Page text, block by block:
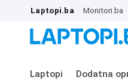
Laptopi.ba Monitori.ba
Laptopi Dodatna